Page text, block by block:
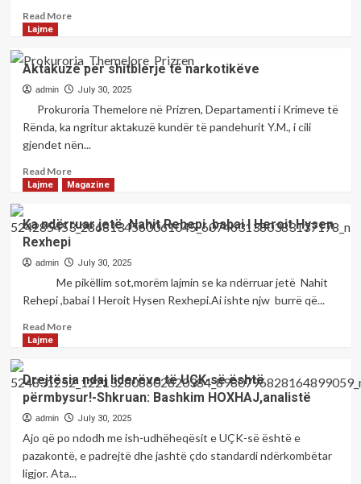
e
Lidhjes
në
Read MoreRead
Prokuroria
Themelore
në
Prizren
ngritur
njëmbëdhjetë
aktakuza
(16)
personave.
Lajme
Aktakuzë për shitblerje të narkotikëve
admin July 30, 2025
Prokuroria Themelore në Prizren, Departamenti i Krimeve të
Rënda, ka ngritur aktakuzë kundër të pandehurit Y.M., i cili
gjendet nën...
Read MoreRead
more
për
shitblerje
të
narkotikëve
Lajme Magazine
Ka ndërruar jetë Nahit Rehepi ,babai I Heroit Hysen
Rexhepi
admin July 30, 2025
Me pikëllim sot,morëm lajmin se ka ndërruar jetë Nahit
Rehepi ,babai I Heroit Hysen Rexhepi.Ai ishte njw burrë që...
Read MoreRead
ndërruar
jetë
Nahit
Rehepi
I
Heroit
Lajme
Drejtësia ndaj liderëve të UÇK-së është
përmbysur!-Shkruan: Bashkim HOXHAJ,analistë
admin July 30, 2025
Ajo që po ndodh me ish-udhëheqësit e UÇK-së është e
pazakontë, e padrejtë dhe jashtë çdo standardi ndërkombëtar
ligjor. Ata...